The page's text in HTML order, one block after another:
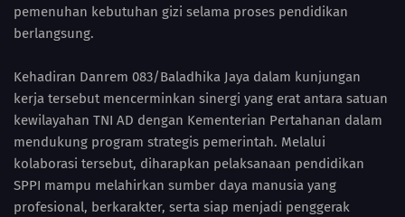
pemenuhan kebutuhan gizi selama proses pendidikan
berlangsung.
Kehadiran Danrem 083/Baladhika Jaya dalam kunjungan
kerja tersebut mencerminkan sinergi yang erat antara satuan
kewilayahan TNI AD dengan Kementerian Pertahanan dalam
mendukung program strategis pemerintah. Melalui
kolaborasi tersebut, diharapkan pelaksanaan pendidikan
SPPI mampu melahirkan sumber daya manusia yang
profesional, berkarakter, serta siap menjadi penggerak